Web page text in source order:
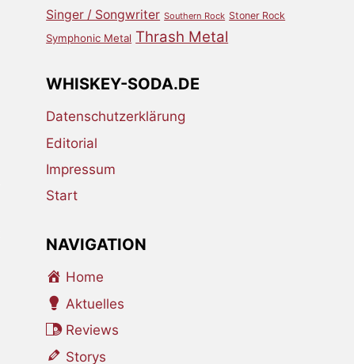
Singer / Songwriter Southern Rock Stoner Rock
Symphonic Metal Thrash Metal
WHISKEY-SODA.DE
Datenschutzerklärung
Editorial
Impressum
Start
NAVIGATION
Home
Aktuelles
Reviews
Storys